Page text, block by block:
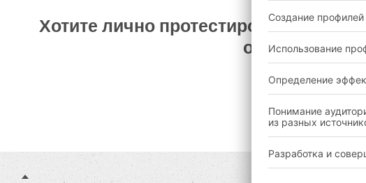
Хотите лично протестировать
оцените